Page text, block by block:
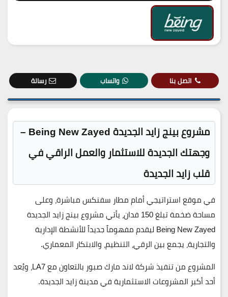
اتصل بنا واتساب رسالة
مشروع بينج زايد الجديدة Being New Zayed –
وجهتك الجديدة للاستثمار والعمل الراقي في
قلب زايد الجديدة
في موقع استراتيجي أمام مطار سفنكس مباشرة، وعلى
مساحة ضخمة تبلغ150 فدان
، يأتي مشروع بينج زايد الجديدة
Being New Zayed ليقدم مفهوماً جديداً للأنشطة الإدارية
والتجارية، يجمع بين الرقي، التنظيم، والابتكار المعماري.
المشروع من تنفيذشركة لاند مارك صبور بالتعاون معLA7، ويُعد
أحد أكبر المشروعات الاستثمارية في مدينة زايد الجديدة.